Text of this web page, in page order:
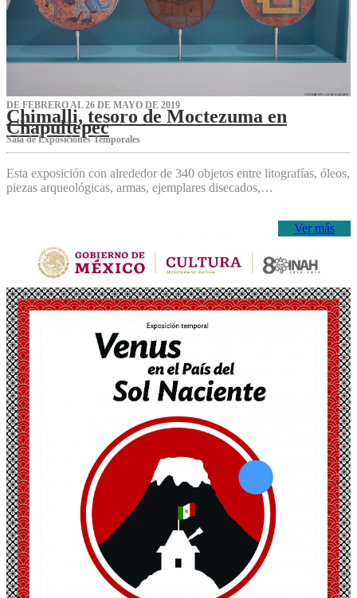
DE FEBRERO AL 26 DE MAYO DE 2019
Chimalli, tesoro de Moctezuma en
Chapultepec
Sala de Exposiciones Temporales
Esta exposición con alrededor de 340 objetos entre litografías, óleos,
piezas arqueológicas, armas, ejemplares disecados,…
Ver más